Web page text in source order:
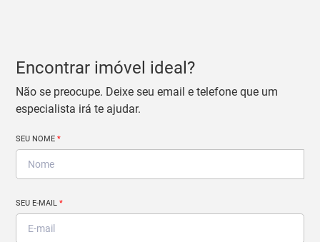
Encontrar imóvel ideal?
Não se preocupe. Deixe seu email e telefone que um
especialista irá te ajudar.
SEU NOME*
SEU E-MAIL*